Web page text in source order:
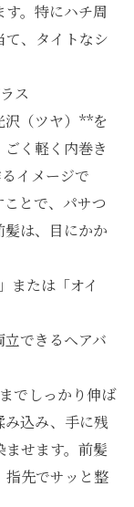
。特にハチ周
て、タイトなシ
ス
沢（ツヤ）**を
く軽く内巻き
イメージで
とで、パサつ
は、目にかか
または「オイ
できるヘアバ
でしっかり伸ば
み込み、手に残
ませます。前髪
指先でサッと整